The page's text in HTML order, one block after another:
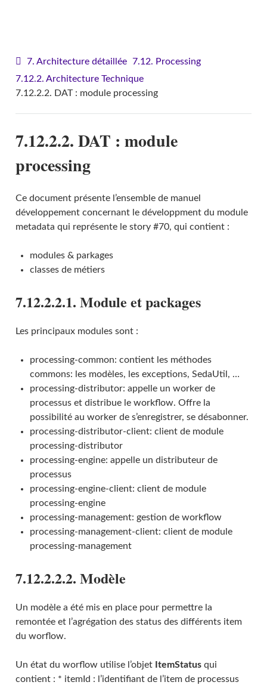
7. Architecture détaillée 7.12. Processing
7.12.2. Architecture Technique
7.12.2.2. DAT : module processing
7.12.2.2. DAT : module
processing
Ce document présente l’ensemble de manuel
développement concernant le développment du module
metadata qui représente le story #70, qui contient :
modules & parkages
classes de métiers
7.12.2.2.1. Module et packages
Les principaux modules sont :
processing-common: contient les méthodes
commons: les modèles, les exceptions, SedaUtil, …
processing-distributor: appelle un worker de
processus et distribue le workflow. Offre la
possibilité au worker de s’enregistrer, se désabonner.
processing-distributor-client: client de module
processing-distributor
processing-engine: appelle un distributeur de
processus
processing-engine-client: client de module
processing-engine
processing-management: gestion de workflow
processing-management-client: client de module
processing-management
7.12.2.2.2. Modèle
Un modèle a été mis en place pour permettre la
remontée et l’agrégation des status des différents item
du worflow.
Un état du worflow utilise l’objet ItemStatusqui
contient : * itemId : l’identifiant de l’item de processus